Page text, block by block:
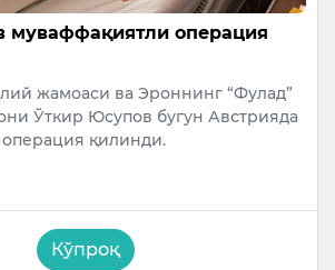
муваффақиятли операция
жамоаси ва Эроннинг “Фулад”
Ўткир Юсупов бугун Австрияда
қилинди.
Кўпроқ